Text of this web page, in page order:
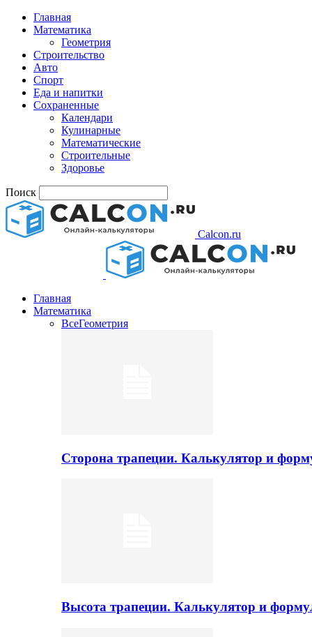
Главная
Математика
Геометрия
Строительство
Авто
Спорт
Еда и напитки
Сохраненные
Календари
Кулинарные
Математические
Строительные
Здоровье
Поиск
Calcon.ru
Главная
Математика
ВсеГеометрия
Сторона трапеции. Калькулятор и
Высота трапеции. Калькулятор и